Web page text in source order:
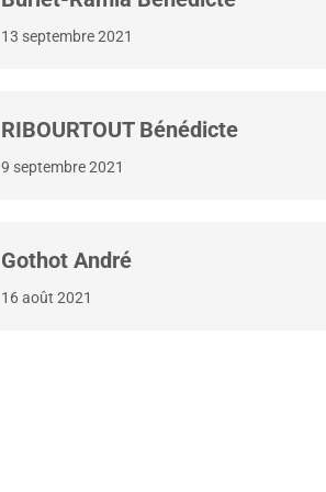
13 septembre 2021
RIBOURTOUT Bénédicte
9 septembre 2021
Gothot André
16 août 2021